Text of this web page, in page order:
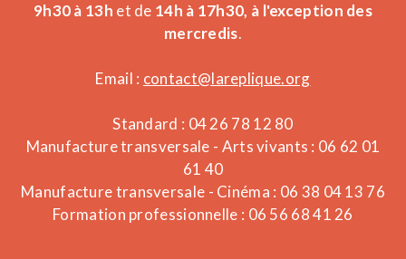
9h30 à 13h et de 14h à 17h30, à l'exception des
mercredis.
Email : contact@lareplique.org
Standard : 04 26 78 12 80
Manufacture transversale - Arts vivants : 06 62 01
61 40
Manufacture transversale - Cinéma : 06 38 04 13 76
Formation professionnelle : 06 56 68 41 26